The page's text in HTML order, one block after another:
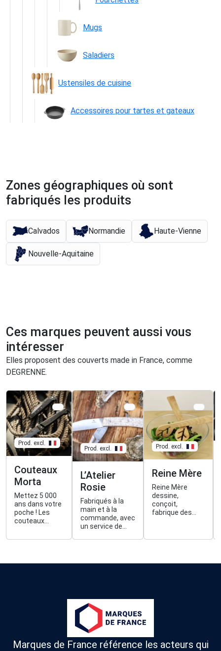
Mugs
Saladiers
Ustensiles de cuisine
Accessoires pour tartes et gateaux
Zones géographiques où sont
fabriqués les produits
Calvados Normandie Haute-Vienne
Nouvelle-Aquitaine
Ces marques peuvent aussi vous
intéresser
Elles proposent des couverts made in France, comme
DEGRENNE.
Prod. excl.
Couteaux
Morta
Mettez 5 000
ans dans votre
poche ! Les
couteaux
réalisés à partir
fossilisation
Prod. excl.
L’Atelier
Rosie
Fabriqués à la
main et à la
commande, avec
un service de
l'atelier : les
manches en
coquilles
d'huitres et de
moules
concassées.
Prod. excl.
Reine Mère
Reine Mère
dessine,
conçoit,
fabrique des
France depuis
promouvoir un
Marques de France référence les acteurs qui